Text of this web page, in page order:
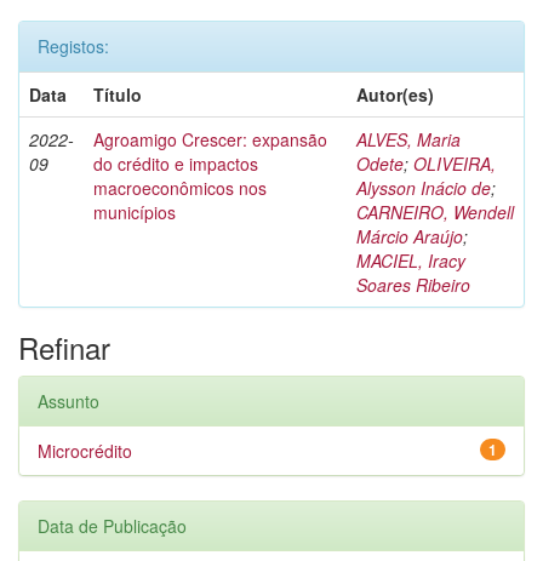
Registos:
Data
Título
Autor(es)
2022-
09
Agroamigo Crescer: expansão
do crédito e impactos
macroeconômicos nos
municípios
ALVES, Maria
Odete; OLIVEIRA,
Alysson Inácio de;
CARNEIRO, Wendell
Márcio Araújo;
MACIEL, Iracy
Soares Ribeiro
Refinar
Assunto
1
Microcrédito
Data de Publicação